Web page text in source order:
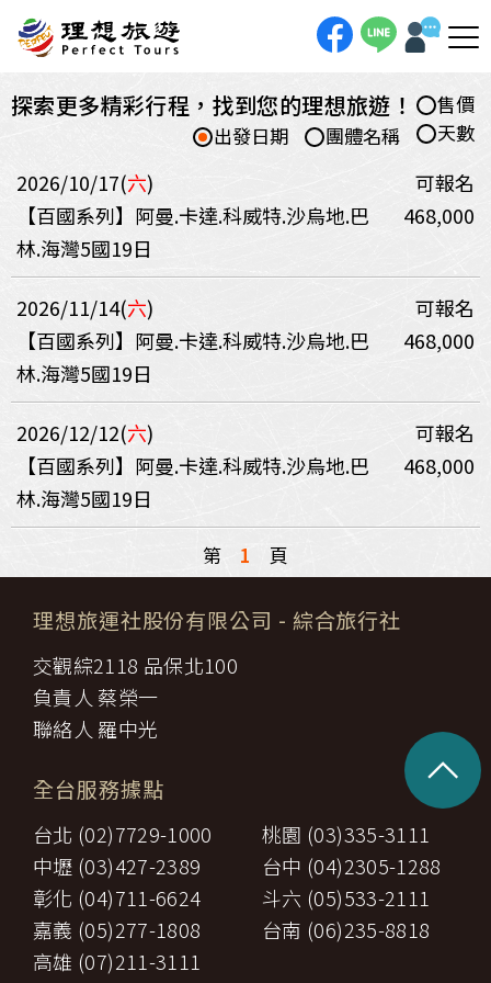
探索更多精彩行程，找到您的理想旅遊！
售價
天數
團體名稱
出發日期
2026/10/17(六)
可報名
【百國系列】阿曼.卡達.科威特.沙烏地.巴
林.海灣5國19日
468,000
2026/11/14(六)
可報名
【百國系列】阿曼.卡達.科威特.沙烏地.巴
林.海灣5國19日
468,000
2026/12/12(六)
可報名
【百國系列】阿曼.卡達.科威特.沙烏地.巴
林.海灣5國19日
468,000
第 1 頁
理想旅運社股份有限公司 - 綜合旅行社
交觀綜2118 品保北100
負責人 蔡榮一
聯絡人 羅中光
全台服務據點
台北 (02)7729-1000
桃園 (03)335-3111
中壢 (03)427-2389
台中 (04)2305-1288
彰化 (04)711-6624
斗六 (05)533-2111
嘉義 (05)277-1808
台南 (06)235-8818
高雄 (07)211-3111
^